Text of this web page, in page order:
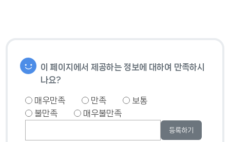
이 페이지에서 제공하는 정보에 대하여 만족하시
나요?
매우만족 만족
보통
불만족
매우불만족